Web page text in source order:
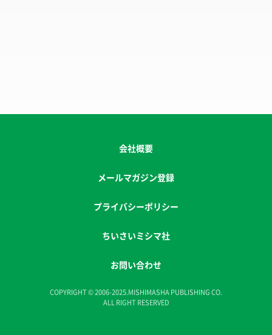
会社概要
メールマガジン登録
プライバシーポリシー
ちいさいミシマ社
お問い合わせ
COPYRIGHT © 2006-2025.MISHIMASHA PUBLISHING CO.
ALL RIGHT RESERVED